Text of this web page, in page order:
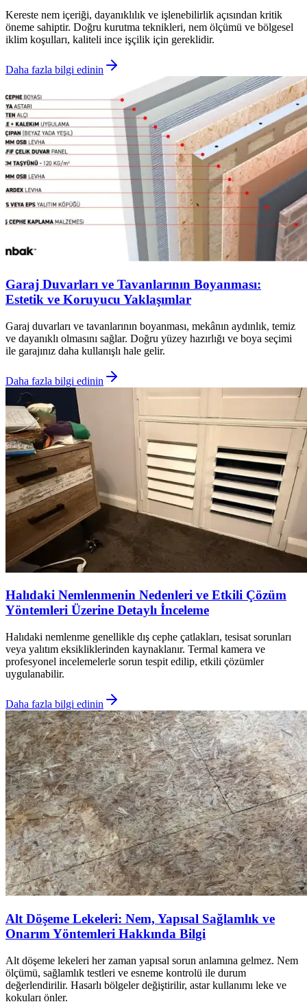
Kereste nem içeriği, dayanıklılık ve işlenebilirlik açısından kritik
öneme sahiptir. Doğru kurutma teknikleri, nem ölçümü ve bölgesel
iklim koşulları, kaliteli ince işçilik için gereklidir.
Daha fazla bilgi edinin
Garaj Duvarları ve Tavanlarının Boyanması:
Estetik ve Koruyucu Yaklaşımlar
Garaj duvarları ve tavanlarının boyanması, mekânın aydınlık, temiz
ve dayanıklı olmasını sağlar. Doğru yüzey hazırlığı ve boya seçimi
ile garajınız daha kullanışlı hale gelir.
Daha fazla bilgi edinin
Halıdaki Nemlenmenin Nedenleri ve Etkili Çözüm
Yöntemleri Üzerine Detaylı İnceleme
Halıdaki nemlenme genellikle dış cephe çatlakları, tesisat sorunları
veya yalıtım eksikliklerinden kaynaklanır. Termal kamera ve
profesyonel incelemelerle sorun tespit edilip, etkili çözümler
uygulanabilir.
Daha fazla bilgi edinin
Alt Döşeme Lekeleri: Nem, Yapısal Sağlamlık ve
Onarım Yöntemleri Hakkında Bilgi
Alt döşeme lekeleri her zaman yapısal sorun anlamına gelmez. Nem
ölçümü, sağlamlık testleri ve esneme kontrolü ile durum
değerlendirilir. Hasarlı bölgeler değiştirilir, astar kullanımı leke ve
kokuları önler.